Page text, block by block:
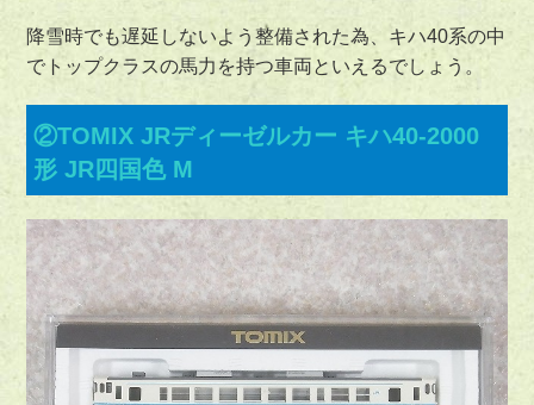
降雪時でも遅延しないよう整備された為、キハ40系の中
でトップクラスの馬力を持つ車両といえるでしょう。
②TOMIX JRディーゼルカー キハ40-2000
形 JR四国色 M